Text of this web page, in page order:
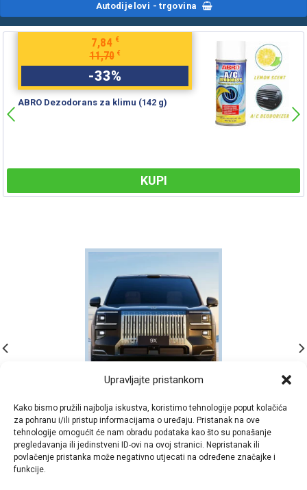
Upravljajte pristankom
Kako bismo pružili najbolja iskustva, koristimo tehnologije poput kolačića
za pohranu i/ili pristup informacijama o uređaju. Pristanak na ove
tehnologije omogućit će nam obradu podataka kao što su ponašanje
pregledavanja ili jedinstveni ID-ovi na ovoj stranici. Nepristanak ili
povlačenje pristanka može negativno utjecati na određene značajke i
funkcije.
Autodijelovi - trgovina
11,70 €
7,84 €
-33%
ABRO Dezodorans za klimu (142 g)
KUPI
Zeekr ima svoj novi najluksuzniji SUV – 9X
Zeekr je predstavio svoj prvi ulazak u segment luksuznih SUV-ova
s ​​dugoočekivanim lansiranjem modela 9X, [...]